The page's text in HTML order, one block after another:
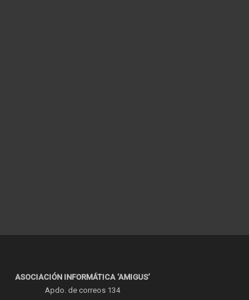
ASOCIACIÓN INFORMÁTICA ‘AMIGUS’
Apdo. de correos 134